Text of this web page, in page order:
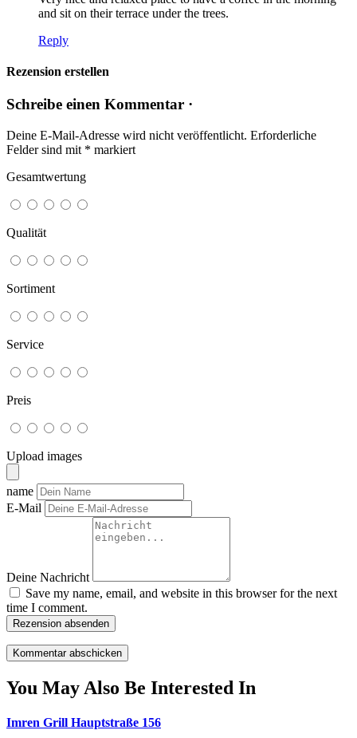
and sit on their terrace under the trees.
Reply
Rezension erstellen
Schreibe einen Kommentar ·
Deine E-Mail-Adresse wird nicht veröffentlicht. Erforderliche
Felder sind mit * markiert
Gesamtwertung
Qualität
Sortiment
Service
Preis
Upload images
name
E-Mail
Deine Nachricht
Save my name, email, and website in this browser for the next
time I comment.
Rezension absenden
You May Also Be Interested In
Imren Grill Hauptstraße 156